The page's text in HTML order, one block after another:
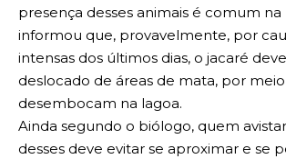
presença desses animais é comum na
informou que, provavelmente, por
intensas dos últimos dias, o jacaré
deslocado de áreas de mata, por
desembocam na lagoa.
Ainda segundo o biólogo, quem
desses deve evitar se aproximar e se